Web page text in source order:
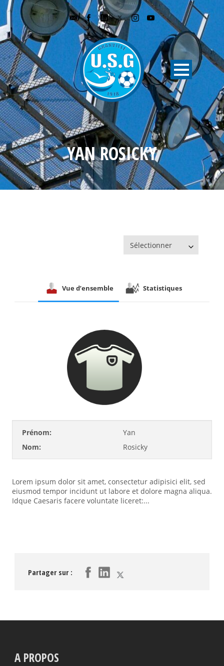
YAN ROSICKY
Sélectionner
Vue d’ensemble Statistiques
Prénom:
Yan
Nom:
Rosicky
Lorem ipsum dolor sit amet, consectetur adipisici elit, sed
eiusmod tempor incidunt ut labore et dolore magna aliqua.
Idque Caesaris facere voluntate liceret:...
Partager sur :
A PROPOS